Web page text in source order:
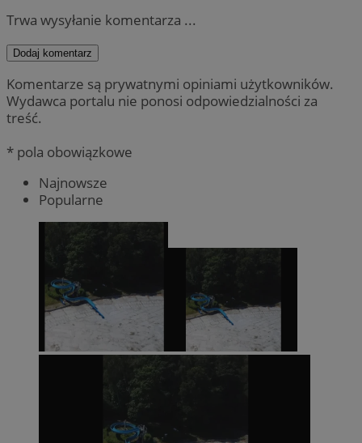
Trwa wysyłanie komentarza ...
Dodaj komentarz
Komentarze są prywatnymi opiniami użytkowników.
Wydawca portalu nie ponosi odpowiedzialności za
treść.
* pola obowiązkowe
Najnowsze
Popularne